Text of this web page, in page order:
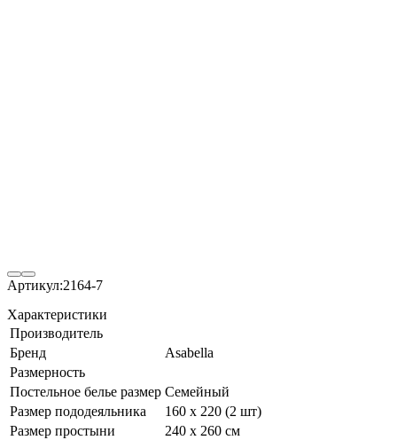
Артикул:2164-7
Характеристики
Производитель
Бренд
Asabella
Размерность
Постельное белье размер Семейный
Размер пододеяльника
160 х 220 (2 шт)
Размер простыни
240 х 260 см